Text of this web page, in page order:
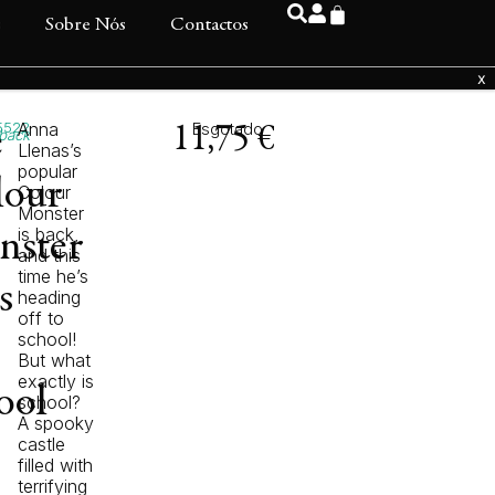
Sobre Nós Contactos
Anna
Llenas’s
popular
Colour
Monster
is back,
and this
time he’s
heading
off to
school!
But what
exactly is
school?
A spooky
castle
filled with
terrifying
11,75€
Esgotado